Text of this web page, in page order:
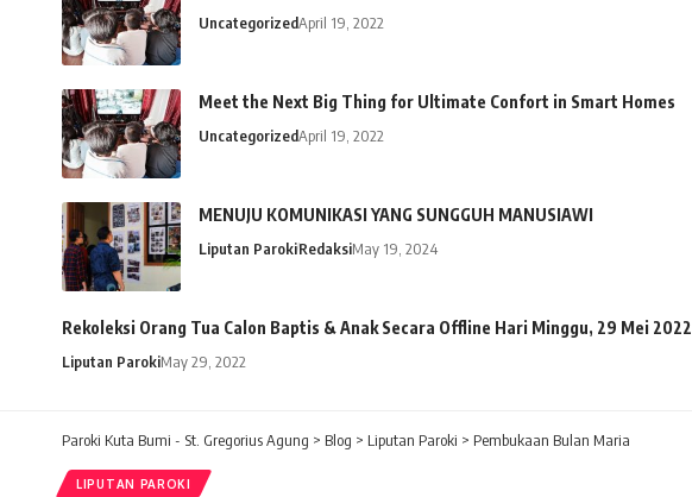
UncategorizedApril 19, 2022
Meet the Next Big Thing for Ultimate Confort in Smart Homes
UncategorizedApril 19, 2022
MENUJU KOMUNIKASI YANG SUNGGUH MANUSIAWI
Liputan ParokiRedaksiMay 19, 2024
Rekoleksi Orang Tua Calon Baptis & Anak Secara Offline Hari Minggu, 29 Mei 2022
Liputan ParokiMay 29, 2022
Paroki Kuta Bumi - St. Gregorius Agung > Blog > Liputan Paroki > Pembukaan Bulan Maria
LIPUTAN PAROKI